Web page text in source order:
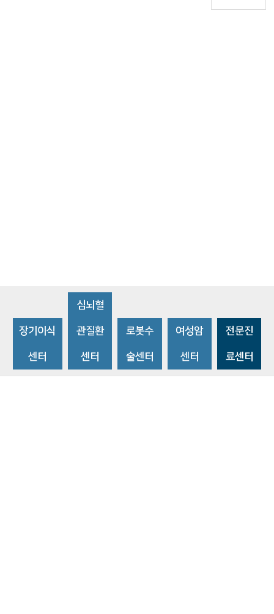
장기이식
센터
심뇌혈
관질환
센터
로봇수
술센터
여성암
센터
전문진
료센터